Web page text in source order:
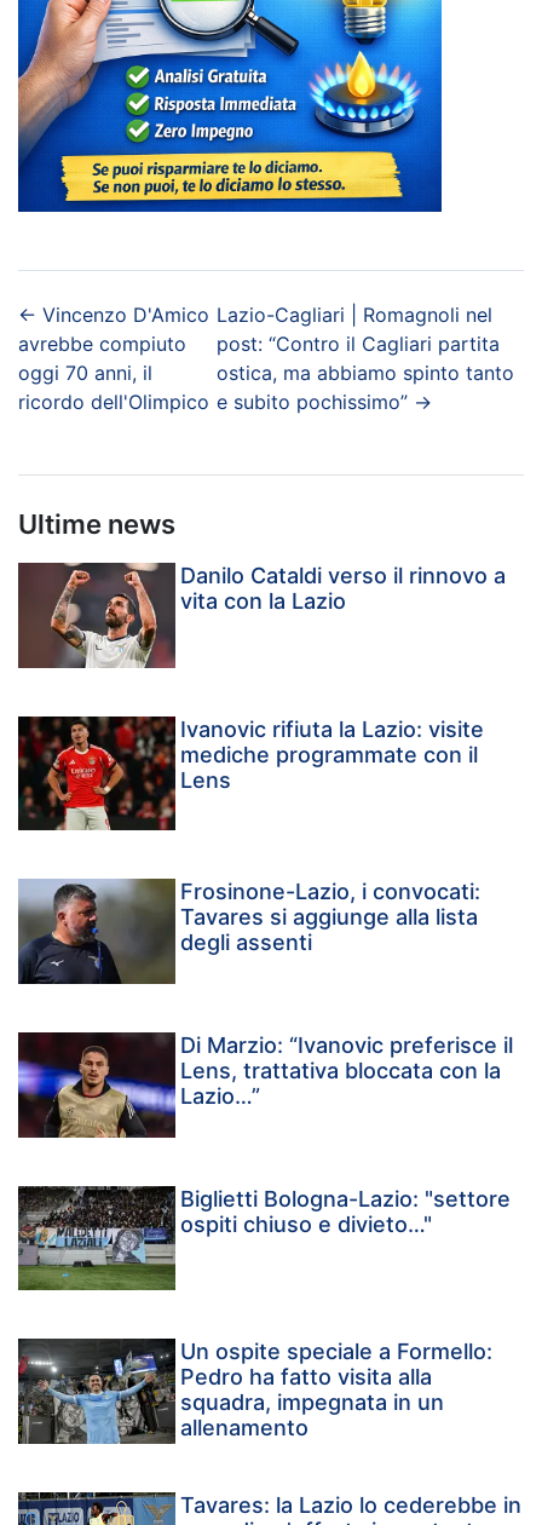
← Vincenzo D'Amico
avrebbe compiuto
oggi 70 anni, il
ricordo dell'Olimpico
Lazio-Cagliari | Romagnoli nel
post: “Contro il Cagliari partita
ostica, ma abbiamo spinto tanto
e subito pochissimo”→
Ultime news
Danilo Cataldi verso il rinnovo a
vita con la Lazio
Ivanovic rifiuta la Lazio: visite
mediche programmate con il
Lens
Frosinone-Lazio, i convocati:
Tavares si aggiunge alla lista
degli assenti
Di Marzio: “Ivanovic preferisce il
Lens, trattativa bloccata con la
Lazio…”
Biglietti Bologna-Lazio: "settore
ospiti chiuso e divieto…"
Un ospite speciale a Formello:
Pedro ha fatto visita alla
squadra, impegnata in un
allenamento
Tavares: la Lazio lo cederebbe in